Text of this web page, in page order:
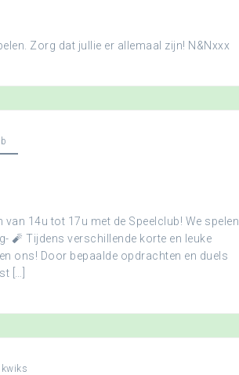
Zorg dat jullie er allemaal zijn! N&Nxxx
14u tot 17u met de Speelclub! We spelen
🧨 Tijdens verschillende korte en leuke
ons! Door bepaalde opdrachten en duels
[…]
kwiks